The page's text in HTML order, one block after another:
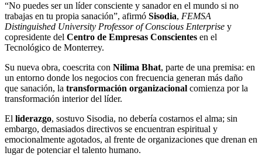
“No puedes ser un líder consciente y sanador en el mundo si no
trabajas en tu propia sanación”, afirmó Sisodia, FEMSA
Distinguished University Professor of Conscious Enterprise y
copresidente del Centro de Empresas Conscientes en el
Tecnológico de Monterrey.
Su nueva obra, coescrita con Nilima Bhat, parte de una premisa: en
un entorno donde los negocios con frecuencia generan más daño
que sanación, la transformación organizacional comienza por la
transformación interior del líder.
El liderazgo, sostuvo Sisodia, no debería costarnos el alma; sin
embargo, demasiados directivos se encuentran espiritual y
emocionalmente agotados, al frente de organizaciones que drenan en
lugar de potenciar el talento humano.